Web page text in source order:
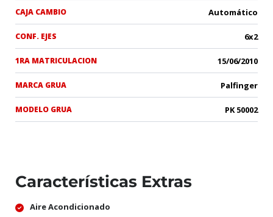
CAJA CAMBIO Automático
CONF. EJES 6x2
1RA MATRICULACION 15/06/2010
MARCA GRUA Palfinger
MODELO GRUA PK 50002
Características Extras
Aire Acondicionado